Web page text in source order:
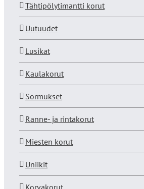
Tähtipölytimantti korut
Uutuudet
Lusikat
Kaulakorut
Sormukset
Ranne- ja rintakorut
Miesten korut
Uniikit
Korvakorut